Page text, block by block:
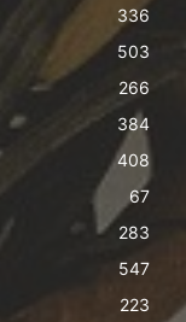
336
503
266
384
408
67
283
547
223